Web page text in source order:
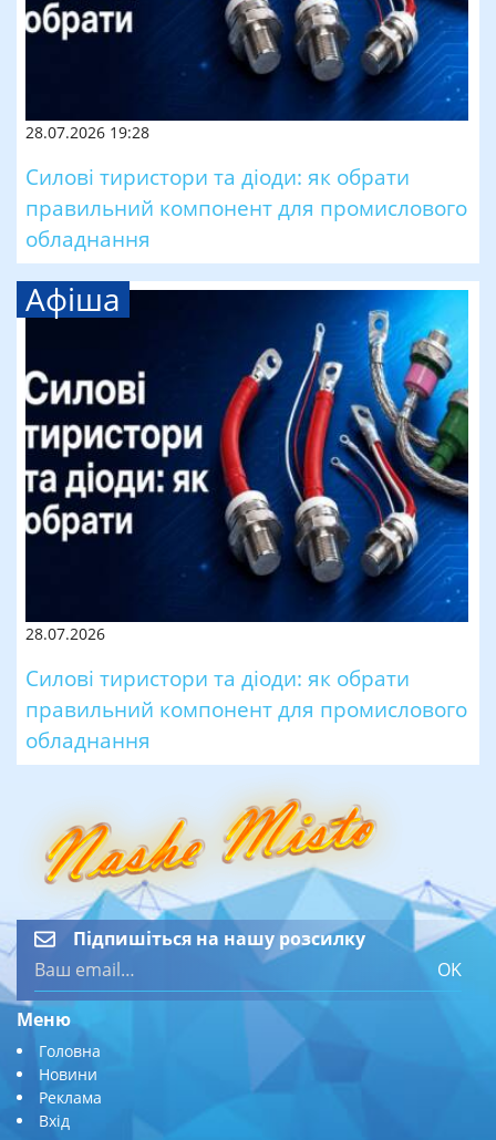
28.07.2026 19:28
Силові тиристори та діоди: як обрати
правильний компонент для промислового
обладнання
Афіша
28.07.2026
Силові тиристори та діоди: як обрати
правильний компонент для промислового
обладнання
Підпишіться на нашу розсилку
OK
Меню
Головна
Новини
Реклама
Вхід